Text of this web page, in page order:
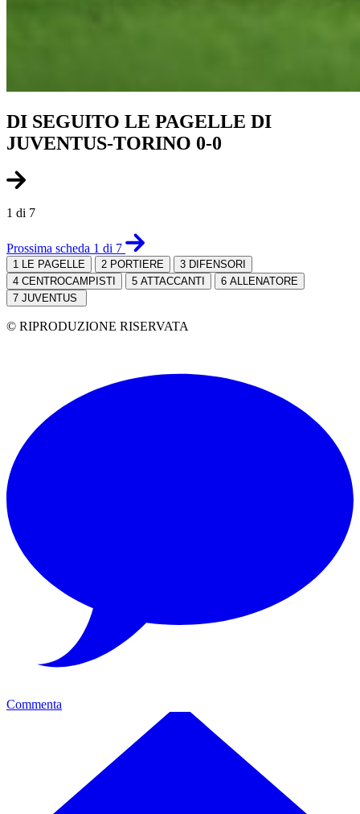
DI SEGUITO LE PAGELLE DI
JUVENTUS-TORINO 0-0
1 di 7
Prossima scheda 1 di 7
1 LE PAGELLE 2 PORTIERE 3 DIFENSORI
4 CENTROCAMPISTI 5 ATTACCANTI 6 ALLENATORE
7 JUVENTUS
© RIPRODUZIONE RISERVATA
Commenta